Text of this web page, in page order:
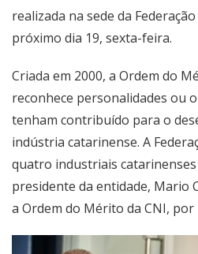
realizada na sede da
próximo dia 19, sexta-feira.
Criada em 2000, a Ordem do
reconhece personalidades ou
tenham contribuído para o
indústria catarinense. A
quatro industriais catarinenses
presidente da entidade, Mario
a Ordem do Mérito da CNI, por